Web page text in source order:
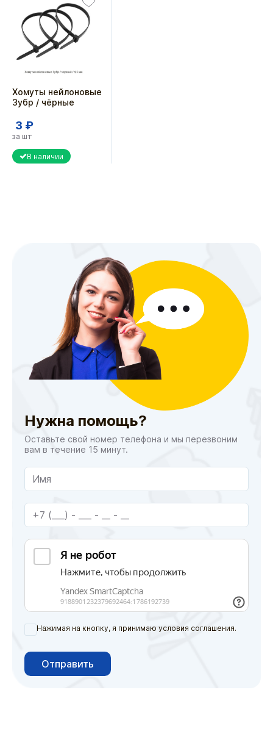
Хомуты нейлоновые
Зубр / чёрные
3 ₽
за шт
В наличии
Нужна помощь?
Оставьте свой номер телефона и мы перезвоним
вам в течение 15 минут.
Нажимая на кнопку, я принимаю условия соглашения.
Отправить